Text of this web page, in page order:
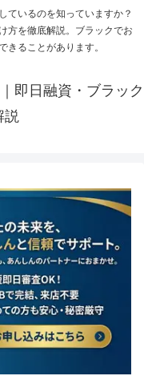
ているのを知っていますか？
方を徹底解説。ブラックでお
きることがあります。
即日融資・ブラック
説